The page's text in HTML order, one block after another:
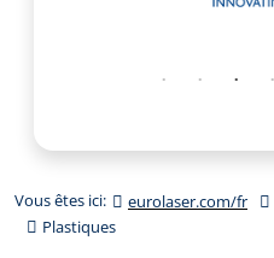
Vous êtes ici: eurolaser.com/fr
Plastiques